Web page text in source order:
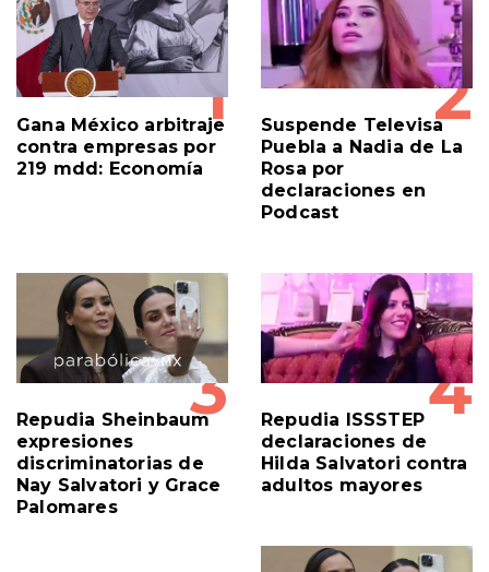
1
Gana México arbitraje
contra empresas por
219 mdd: Economía
2
Suspende Televisa
Puebla a Nadia de La
Rosa por
declaraciones en
Podcast
3
Repudia Sheinbaum
expresiones
discriminatorias de
Nay Salvatori y Grace
Palomares
4
Repudia ISSSTEP
declaraciones de
Hilda Salvatori contra
adultos mayores